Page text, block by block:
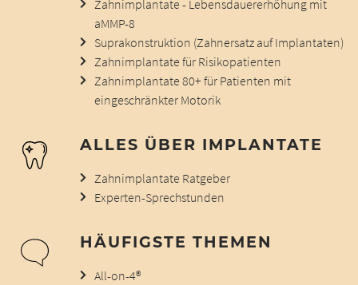
Zahnimplantate - Lebensdauererhöhung mit
aMMP-8
Suprakonstruktion (Zahnersatz auf Implantaten)
Zahnimplantate für Risikopatienten
Zahnimplantate 80+ für Patienten mit
eingeschränkter Motorik
ALLES ÜBER IMPLANTATE
Zahnimplantate Ratgeber
Experten-Sprechstunden
HÄUFIGSTE THEMEN
All-on-4®